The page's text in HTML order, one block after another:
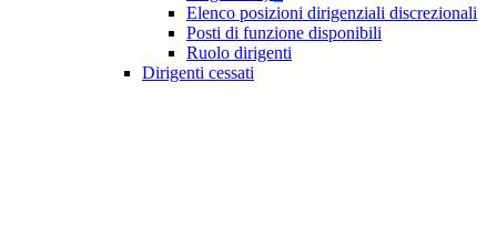
Elenco posizioni dirigenziali discrezionali
Posti di funzione disponibili
Ruolo dirigenti
Dirigenti cessati